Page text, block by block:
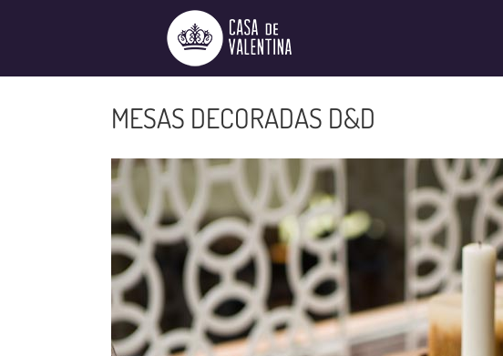
MESAS DECORADAS D&D